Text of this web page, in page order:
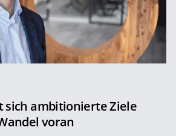
sich ambitionierte Ziele
voran